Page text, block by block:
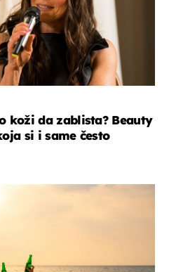
koži da zablista? Beauty
si i same često